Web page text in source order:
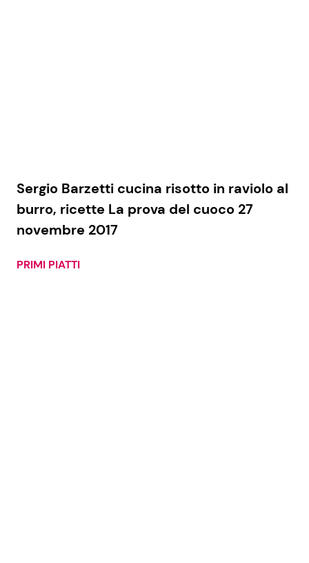
Sergio Barzetti cucina risotto in raviolo al
burro, ricette La prova del cuoco 27
novembre 2017
PRIMI PIATTI